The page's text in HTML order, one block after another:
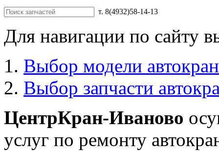
т. 8(4932)58-14-13
Для навигации по сайту
Выбор модели
Выбор запчасти
ЦентрКран-Иваново
услуг по ремонту